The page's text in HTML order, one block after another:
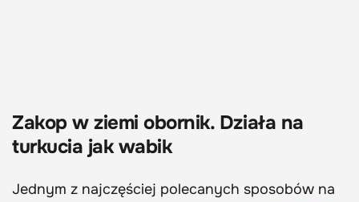
Zakop w ziemi obornik. Działa na
turkucia jak wabik
Jednym z najczęściej polecanych sposobów na